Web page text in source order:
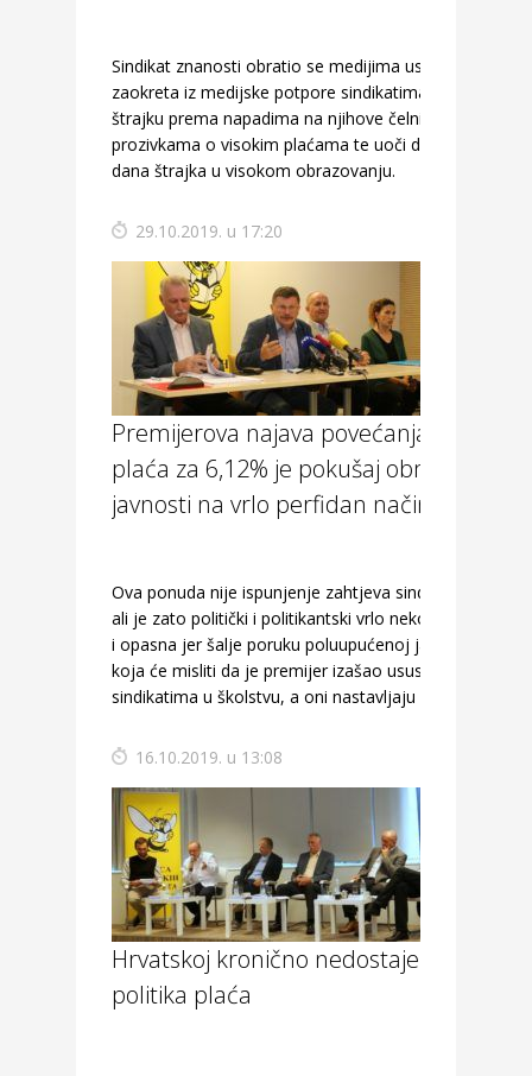
Sindikat znanosti obratio se medijima uslijed
zaokreta iz medijske potpore sindikatima u
štrajku prema napadima na njihove čelnike
prozivkama o visokim plaćama te uoči drugog
dana štrajka u visokom obrazovanju.
29.10.2019. u 17:20
Premijerova najava povećanja
plaća za 6,12% je pokušaj obmane
javnosti na vrlo perfidan način
Ova ponuda nije ispunjenje zahtjeva sindikata,
ali je zato politički i politikantski vrlo nekorektna
i opasna jer šalje poruku poluupućenoj javnosti
koja će misliti da je premijer izašao ususret
sindikatima u školstvu, a oni nastavljaju štrajk.
16.10.2019. u 13:08
Hrvatskoj kronično nedostaje
politika plaća